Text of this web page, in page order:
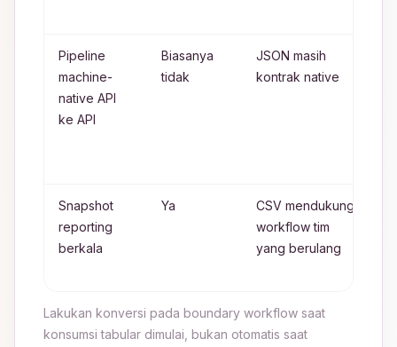
Pipeline
machine-
native API
ke API
Biasanya
tidak
JSON masih
kontrak native
Snapshot
reporting
berkala
Ya
CSV mendukung
workflow tim
yang berulang
Lakukan konversi pada boundary workflow saat
konsumsi tabular dimulai, bukan otomatis saat